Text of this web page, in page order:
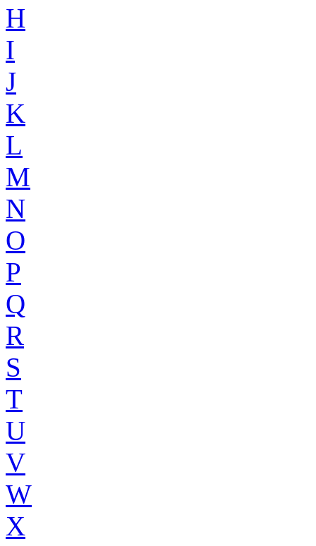
H
I
J
K
L
M
N
O
P
Q
R
S
T
U
V
W
X